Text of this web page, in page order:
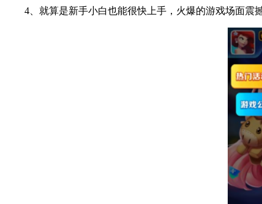
4、就算是新手小白也能很快上手，火爆的游戏场面震